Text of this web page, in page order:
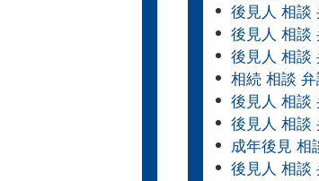
後見人 相談
後見人 相談
後見人 相談
相続 相談
後見人 相談
後見人 相談
成年後見 相
後見人 相談